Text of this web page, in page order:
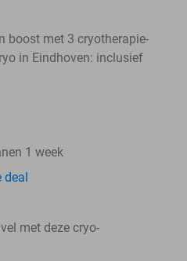
boost met 3 cryotherapie-
in Eindhoven: inclusief
1 week
deal
met deze cryo-